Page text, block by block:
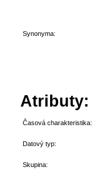
Synonyma:
Atributy:
Časová charakteristika:
Datový typ:
Skupina: